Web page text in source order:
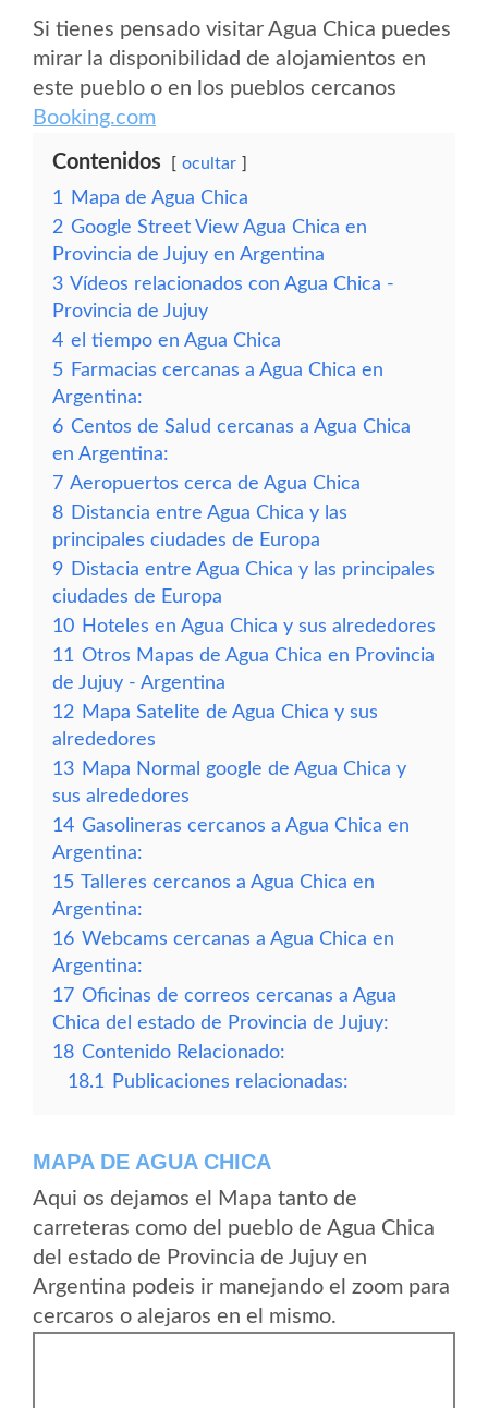
Si tienes pensado visitar Agua Chica puedes
mirar la disponibilidad de alojamientos en
este pueblo o en los pueblos cercanos
Booking.com
Contenidos ocultar
1
Mapa de Agua Chica
2 Google Street View Agua Chica en
Provincia de Jujuy en Argentina
3 Vídeos relacionados con Agua Chica -
Provincia de Jujuy
4 el tiempo en Agua Chica
5 Farmacias cercanas a Agua Chica en
Argentina:
6 Centos de Salud cercanas a Agua Chica
en Argentina:
7 Aeropuertos cerca de Agua Chica
8 Distancia entre Agua Chica y las
principales ciudades de Europa
9 Distacia entre Agua Chica y las principales
ciudades de Europa
10 Hoteles en Agua Chica y sus alrededores
11 Otros Mapas de Agua Chica en Provincia
de Jujuy - Argentina
12 Mapa Satelite de Agua Chica y sus
alrededores
13 Mapa Normal google de Agua Chica y
sus alrededores
14 Gasolineras cercanos a Agua Chica en
Argentina:
15 Talleres cercanos a Agua Chica en
Argentina:
16 Webcams cercanas a Agua Chica en
Argentina:
17 Oficinas de correos cercanas a Agua
Chica del estado de Provincia de Jujuy:
18 Contenido Relacionado:
18.1
Publicaciones relacionadas:
MAPA DE AGUA CHICA
Aqui os dejamos el Mapa tanto de
carreteras como del pueblo de Agua Chica
del estado de Provincia de Jujuy en
Argentina podeis ir manejando el zoom para
cercaros o alejaros en el mismo.